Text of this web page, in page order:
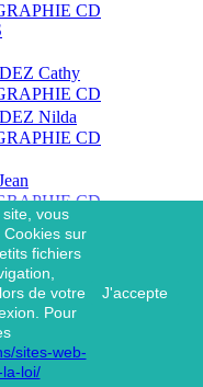
CD
Cathy
CD
Nilda
CD
CD
45 TOURS
33 TOURS
& SES
CD
vous
Cookies sur
fichiers
de votre
Pour
sites-web-
loi/
J'accepte